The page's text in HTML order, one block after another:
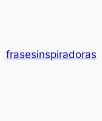
frasesinspiradoras